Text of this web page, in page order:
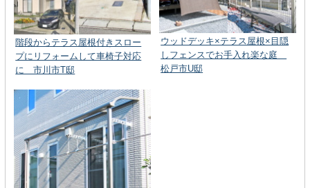
階段からテラス屋根付きスロー
プにリフォームして車椅子対応
に 市川市T邸
ウッドデッキ×テラス屋根×目隠
しフェンスでお手入れ楽な庭
松戸市U邸